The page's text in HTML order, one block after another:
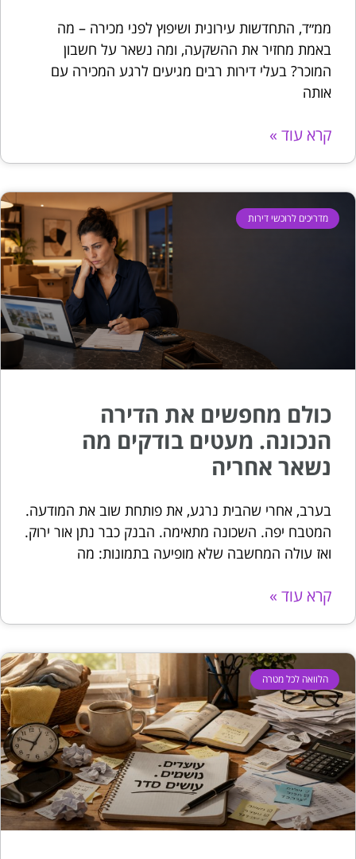
ממ״ד, התחדשות עירונית ושיפוץ לפני מכירה – מה
באמת מחזיר את ההשקעה, ומה נשאר על חשבון
המוכר? בעלי דירות רבים מגיעים לרגע המכירה עם
אותה
קרא עוד »
מדריכים לרוכשי דירות
כולם מחפשים את הדירה
הנכונה. מעטים בודקים מה
נשאר אחריה
בערב, אחרי שהבית נרגע, את פותחת שוב את המודעה.
המטבח יפה. השכונה מתאימה. הבנק כבר נתן אור ירוק.
ואז עולה המחשבה שלא מופיעה בתמונות: מה
קרא עוד »
הלוואה לכל מטרה